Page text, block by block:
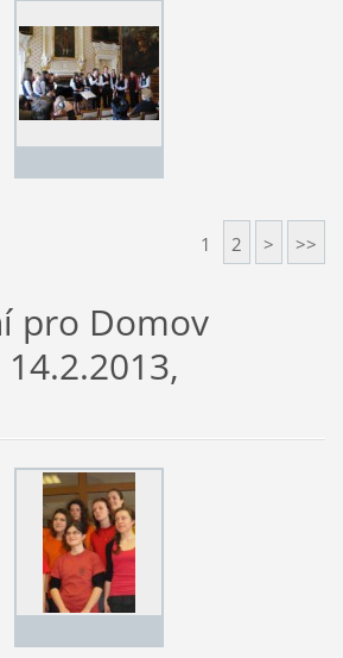
1 2 > >>
pro Domov